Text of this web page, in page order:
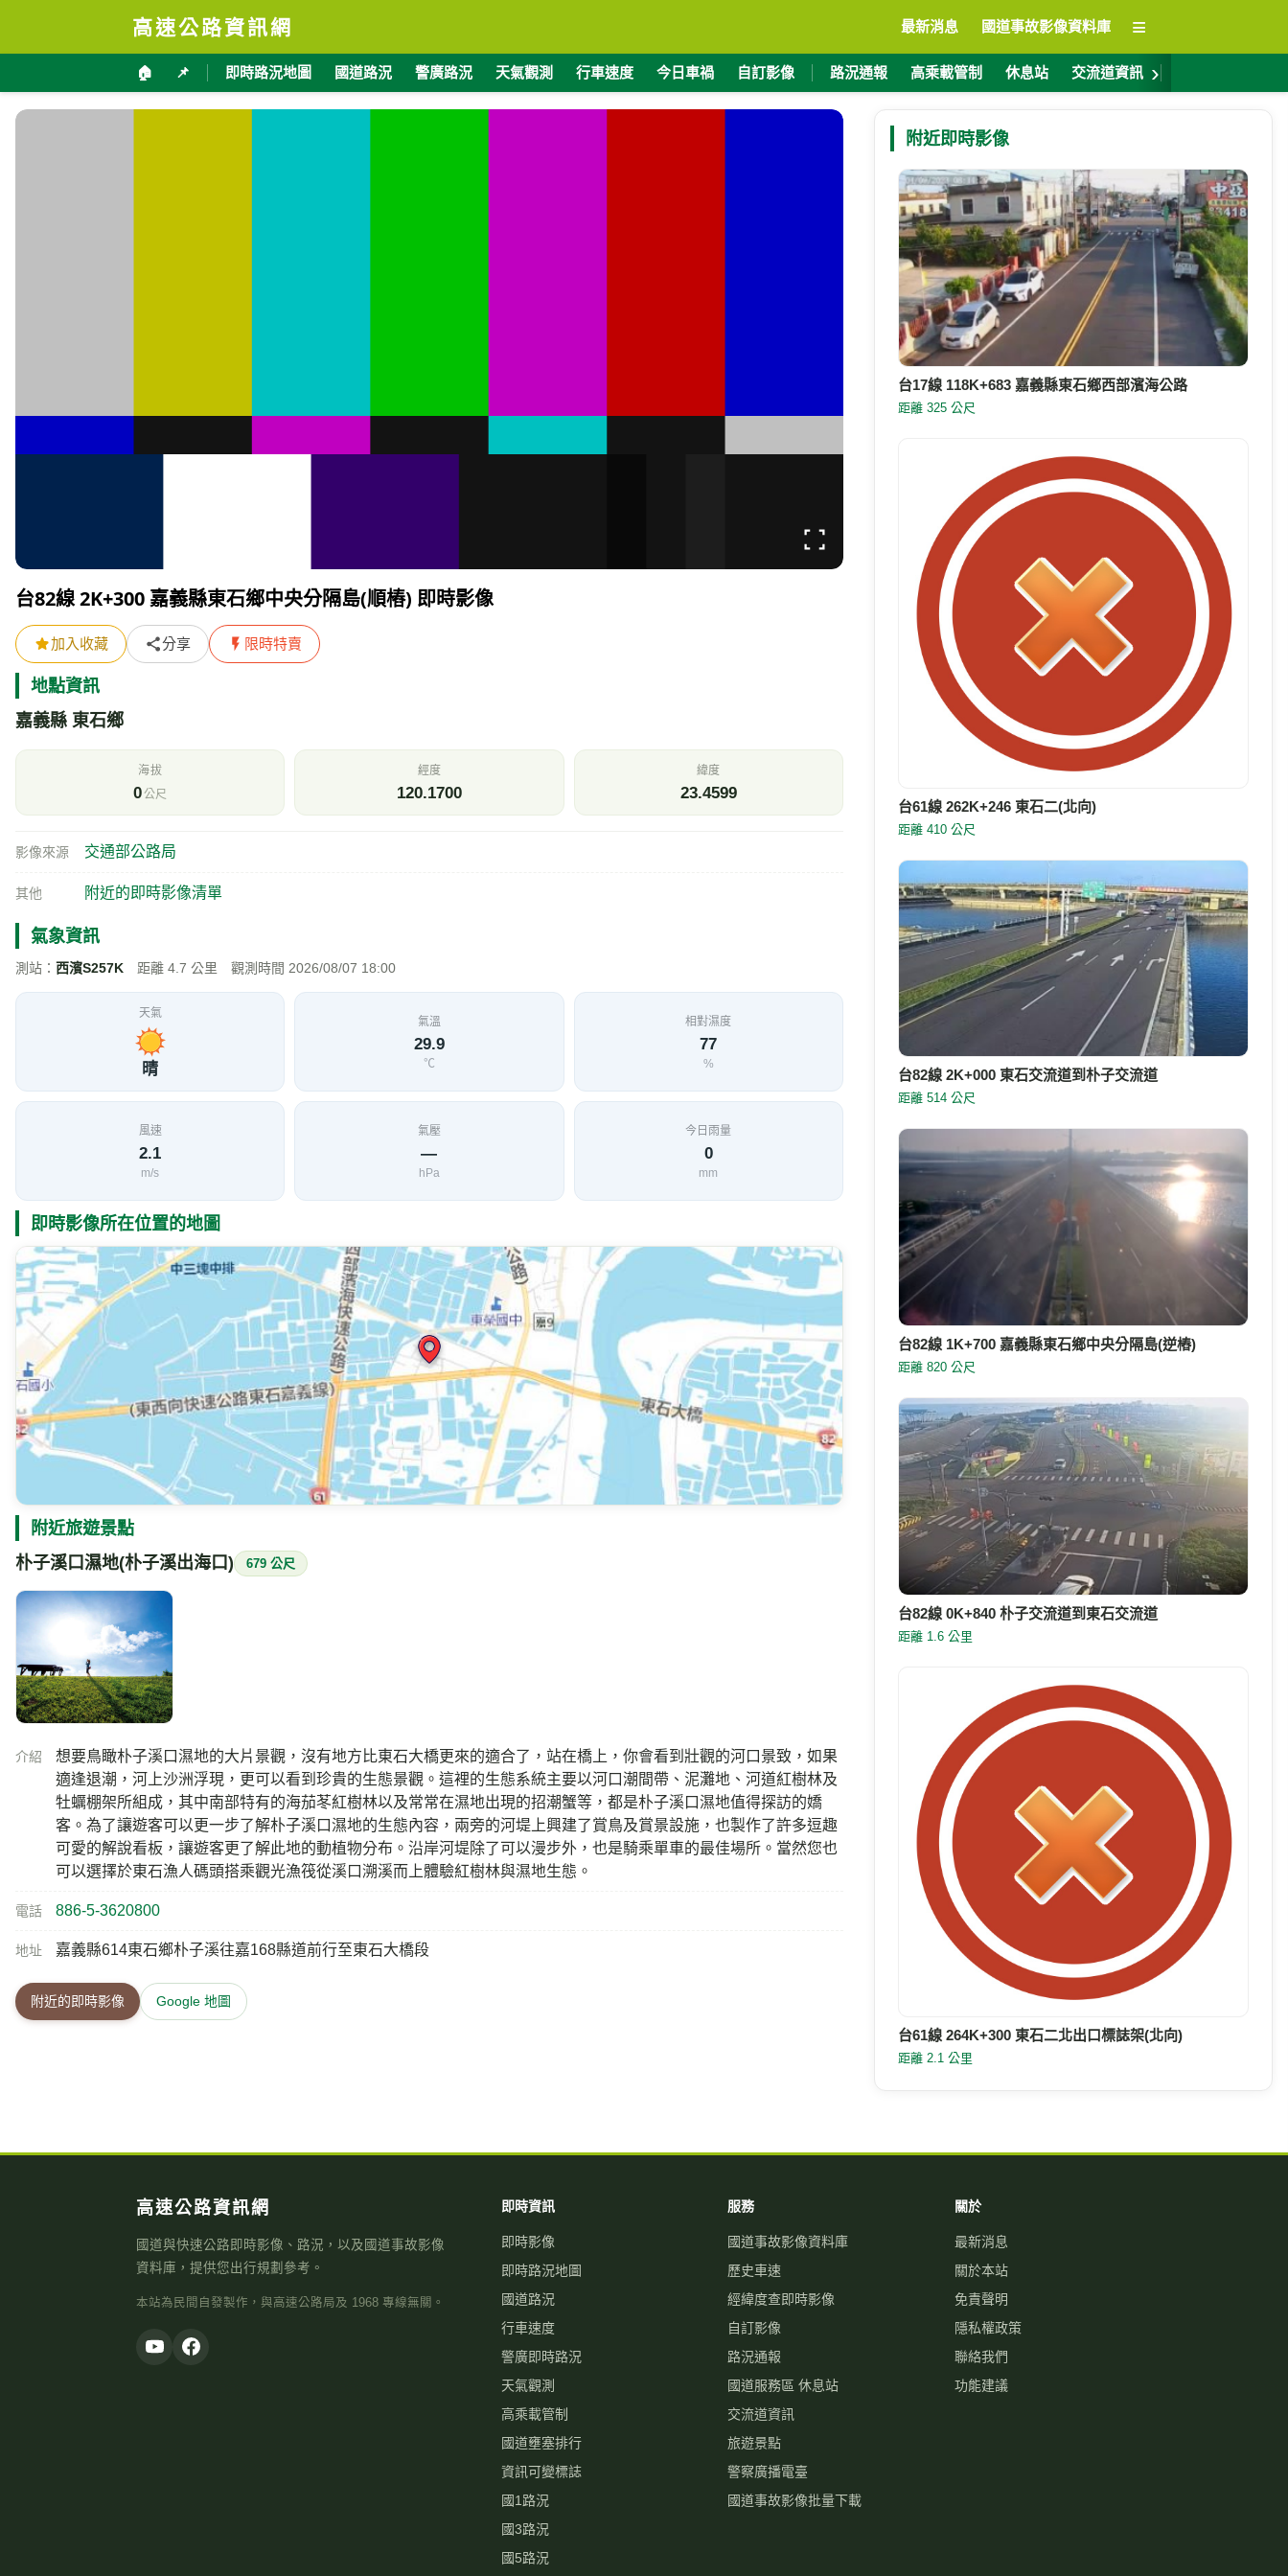
高速公路資訊網 最新消息 國道事故影像資料庫 ≡
🏠 📌 即時路況地圖 國道路況 警廣路況 天氣觀測 行車速度 今日車禍 自訂影像 路況通報 高乘載管制 休息站 交流道資訊 ›
台82線 2K+300 嘉義縣東石鄉中央分隔島(順樁) 即時影像
加入收藏 分享 限時特賣
地點資訊
嘉義縣 東石鄉
海拔
0公尺
經度
120.1700
緯度
23.4599
影像來源 交通部公路局
其他 附近的即時影像清單
氣象資訊
測站： 西濱S257K 距離 4.7 公里 觀測時間 2026/08/07 18:00
天氣
晴
氣溫
29.9
℃
相對濕度
77
%
風速
2.1
m/s
氣壓
—
hPa
今日雨量
0
mm
即時影像所在位置的地圖
附近旅遊景點
朴子溪口濕地(朴子溪出海口) 679 公尺
介紹
想要鳥瞰朴子溪口濕地的大片景觀，沒有地方比東石大橋更來的適合了，站在橋上，你會看到壯觀的河口景致，如果
適逢退潮，河上沙洲浮現，更可以看到珍貴的生態景觀。這裡的生態系統主要以河口潮間帶、泥灘地、河道紅樹林及
牡蠣棚架所組成，其中南部特有的海茄苳紅樹林以及常常在濕地出現的招潮蟹等，都是朴子溪口濕地值得探訪的嬌
客。為了讓遊客可以更一步了解朴子溪口濕地的生態內容，兩旁的河堤上興建了賞鳥及賞景設施，也製作了許多逗趣
可愛的解說看板，讓遊客更了解此地的動植物分布。沿岸河堤除了可以漫步外，也是騎乘單車的最佳場所。當然您也
可以選擇於東石漁人碼頭搭乘觀光漁筏從溪口溯溪而上體驗紅樹林與濕地生態。
電話 886-5-3620800
地址 嘉義縣614東石鄉朴子溪往嘉168縣道前行至東石大橋段
附近的即時影像 Google 地圖
附近即時影像
台17線 118K+683 嘉義縣東石鄉西部濱海公路
距離 325 公尺
台61線 262K+246 東石二(北向)
距離 410 公尺
台82線 2K+000 東石交流道到朴子交流道
距離 514 公尺
台82線 1K+700 嘉義縣東石鄉中央分隔島(逆樁)
距離 820 公尺
台82線 0K+840 朴子交流道到東石交流道
距離 1.6 公里
台61線 264K+300 東石二北出口標誌架(北向)
距離 2.1 公里
高速公路資訊網
國道與快速公路即時影像、路況，以及國道事故影像
資料庫，提供您出行規劃參考。
本站為民間自發製作，與高速公路局及 1968 專線無關。
即時資訊
即時影像
即時路況地圖
國道路況
行車速度
警廣即時路況
天氣觀測
高乘載管制
國道壅塞排行
資訊可變標誌
國1路況
國3路況
國5路況
服務
國道事故影像資料庫
歷史車速
經緯度查即時影像
自訂影像
路況通報
國道服務區 休息站
交流道資訊
旅遊景點
警察廣播電臺
國道事故影像批量下載
關於
最新消息
關於本站
免責聲明
隱私權政策
聯絡我們
功能建議